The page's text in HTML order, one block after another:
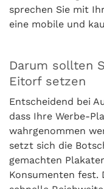
sprechen Sie mit
eine mobile und
Darum sollten
Eitorf setzen
Entscheidend bei
dass Ihre Werbe-
wahrgenommen
setzt sich die
gemachten
Konsumenten fest.